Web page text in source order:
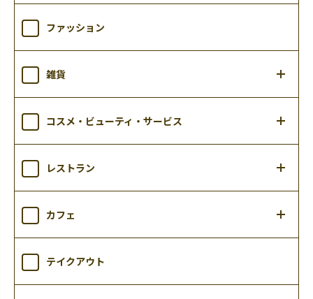
ファッション
雑貨
コスメ・ビューティ・サービス
レストラン
カフェ
テイクアウト